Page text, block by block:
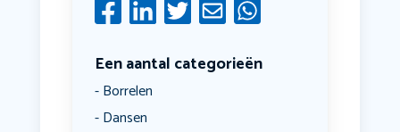
Een aantal categorieën
Borrelen
Dansen